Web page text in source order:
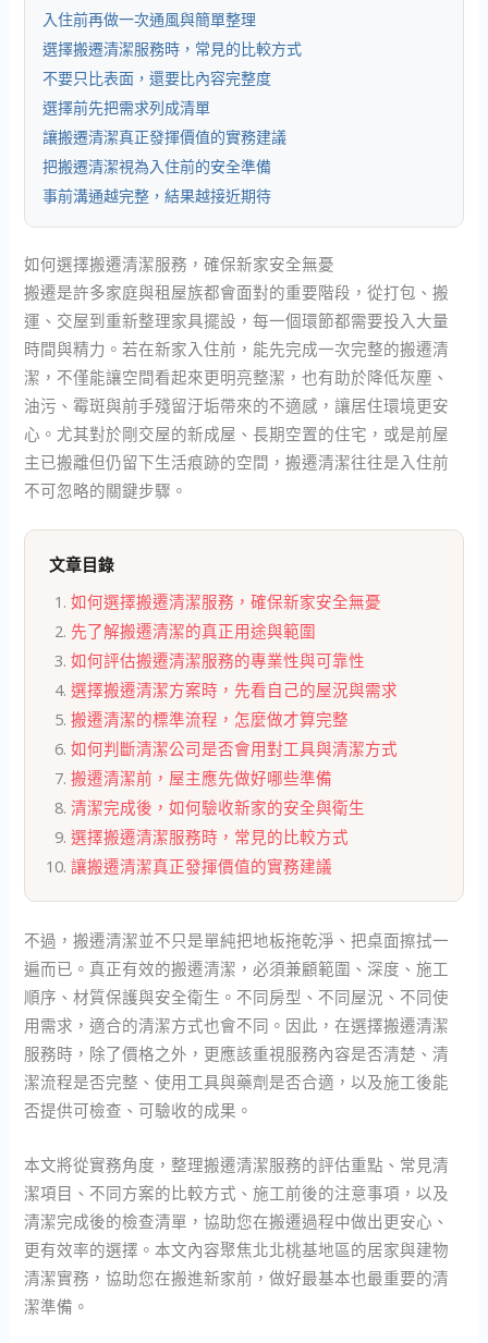
入住前再做一次通風與簡單整理
選擇搬遷清潔服務時，常見的比較方式
不要只比表面，還要比內容完整度
選擇前先把需求列成清單
讓搬遷清潔真正發揮價值的實務建議
把搬遷清潔視為入住前的安全準備
事前溝通越完整，結果越接近期待
如何選擇搬遷清潔服務，確保新家安全無憂
搬遷是許多家庭與租屋族都會面對的重要階段，從打包、搬
運、交屋到重新整理家具擺設，每一個環節都需要投入大量
時間與精力。若在新家入住前，能先完成一次完整的搬遷清
潔，不僅能讓空間看起來更明亮整潔，也有助於降低灰塵、
油污、霉斑與前手殘留汙垢帶來的不適感，讓居住環境更安
心。尤其對於剛交屋的新成屋、長期空置的住宅，或是前屋
主已搬離但仍留下生活痕跡的空間，搬遷清潔往往是入住前
不可忽略的關鍵步驟。
文章目錄
如何選擇搬遷清潔服務，確保新家安全無憂
先了解搬遷清潔的真正用途與範圍
如何評估搬遷清潔服務的專業性與可靠性
選擇搬遷清潔方案時，先看自己的屋況與需求
搬遷清潔的標準流程，怎麼做才算完整
如何判斷清潔公司是否會用對工具與清潔方式
搬遷清潔前，屋主應先做好哪些準備
清潔完成後，如何驗收新家的安全與衛生
選擇搬遷清潔服務時，常見的比較方式
讓搬遷清潔真正發揮價值的實務建議
不過，搬遷清潔並不只是單純把地板拖乾淨、把桌面擦拭一
遍而已。真正有效的搬遷清潔，必須兼顧範圍、深度、施工
順序、材質保護與安全衛生。不同房型、不同屋況、不同使
用需求，適合的清潔方式也會不同。因此，在選擇搬遷清潔
服務時，除了價格之外，更應該重視服務內容是否清楚、清
潔流程是否完整、使用工具與藥劑是否合適，以及施工後能
否提供可檢查、可驗收的成果。
本文將從實務角度，整理搬遷清潔服務的評估重點、常見清
潔項目、不同方案的比較方式、施工前後的注意事項，以及
清潔完成後的檢查清單，協助您在搬遷過程中做出更安心、
更有效率的選擇。本文內容聚焦北北桃基地區的居家與建物
清潔實務，協助您在搬進新家前，做好最基本也最重要的清
潔準備。